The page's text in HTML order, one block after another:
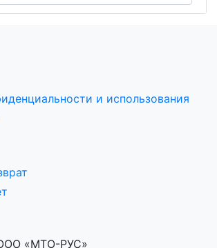
и использования
«МТО-РУС»